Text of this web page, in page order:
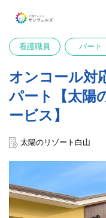
看護職員 パート
オンコール対
パート【太陽
ービス】
太陽のリゾート白山